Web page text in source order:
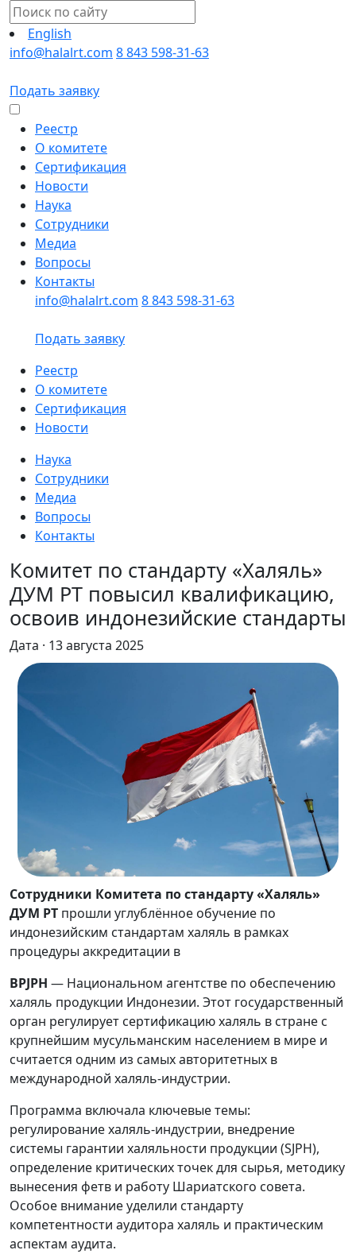
English
info@halalrt.com 8 843 598-31-63
Подать заявку
Реестр
О комитете
Сертификация
Новости
Наука
Сотрудники
Медиа
Вопросы
Контакты
info@halalrt.com 8 843 598-31-63
Подать заявку
Реестр
О комитете
Сертификация
Новости
Наука
Сотрудники
Медиа
Вопросы
Контакты
Комитет по стандарту «Халяль»
ДУМ РТ повысил квалификацию,
освоив индонезийские стандарты
Дата · 13 августа 2025
Сотрудники Комитета по стандарту «Халяль»
ДУМ РТ прошли углублённое обучение по
индонезийским стандартам халяль в рамках
процедуры аккредитации в
BPJPH — Национальном агентстве по обеспечению
халяль продукции Индонезии. Этот государственный
орган регулирует сертификацию халяль в стране с
крупнейшим мусульманским населением в мире и
считается одним из самых авторитетных в
международной халяль-индустрии.
Программа включала ключевые темы:
регулирование халяль-индустрии, внедрение
системы гарантии халяльности продукции (SJPH),
определение критических точек для сырья, методику
вынесения фетв и работу Шариатского совета.
Особое внимание уделили стандарту
компетентности аудитора халяль и практическим
аспектам аудита.